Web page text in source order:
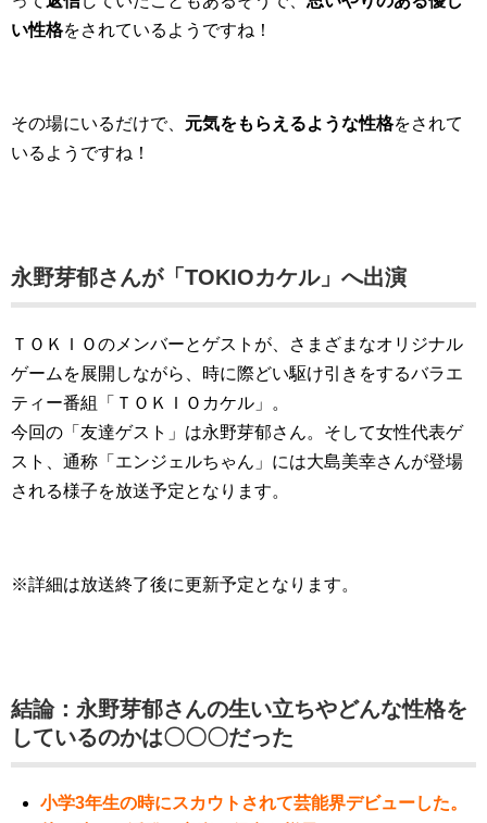
い性格をされているようですね！
その場にいるだけで、 元気をもらえるような性格をされて
いるようですね！
永野芽郁さんが「TOKIOカケル」へ出演
ＴＯＫＩＯのメンバーとゲストが、さまざまなオリジナル
ゲームを展開しながら、時に際どい駆け引きをするバラエ
ティー番組「ＴＯＫＩＯカケル」。
今回の「友達ゲスト」は永野芽郁さん。そして女性代表ゲ
スト、通称「エンジェルちゃん」には大島美幸さんが登場
される様子を放送予定となります。
※詳細は放送終了後に更新予定となります。
結論：永野芽郁さんの生い立ちやどんな性格を
しているのかは〇〇〇だった
小学3年生の時にスカウトされて芸能界デビューした。